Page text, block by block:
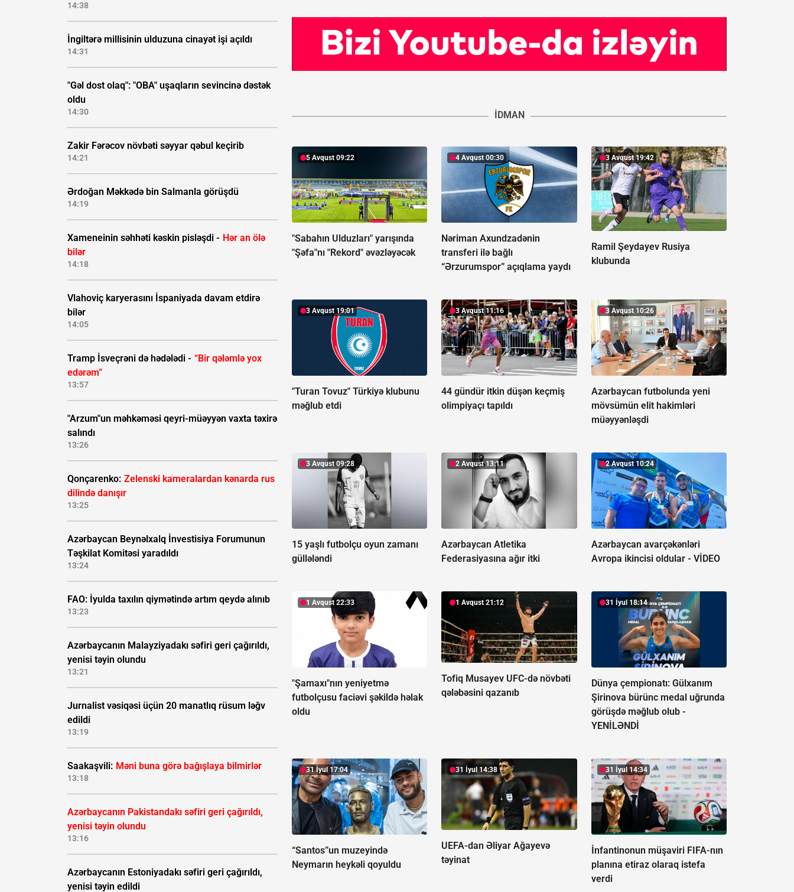
14:38
İngiltərə millisinin ulduzuna cinayət işi açıldı
14:31
"Gəl dost olaq": "OBA" uşaqların sevincinə dəstək
oldu
14:30
Zakir Fərəcov növbəti səyyar qəbul keçirib
14:21
Ərdoğan Məkkədə bin Salmanla görüşdü
14:19
Xameneinin səhhəti kəskin pisləşdi - Hər an ölə
bilər
14:18
Vlahoviç karyerasını İspaniyada davam etdirə
bilər
14:05
Tramp İsveçrəni də hədələdi - “Bir qələmlə yox
edərəm”
13:57
"Arzum"un məhkəməsi qeyri-müəyyən vaxta təxirə
salındı
13:26
Qonçarenko: Zelenski kameralardan kənarda rus
dilində danışır
13:25
Azərbaycan Beynəlxalq İnvestisiya Forumunun
Təşkilat Komitəsi yaradıldı
13:24
FAO: İyulda taxılın qiymətində artım qeydə alınıb
13:23
Azərbaycanın Malayziyadakı səfiri geri çağırıldı,
yenisi təyin olundu
13:21
Jurnalist vəsiqəsi üçün 20 manatlıq rüsum ləğv
edildi
13:19
Saakaşvili: Məni buna görə bağışlaya bilmirlər
13:18
Azərbaycanın Pakistandakı səfiri geri çağırıldı,
yenisi təyin olundu
13:16
Azərbaycanın Estoniyadakı səfiri geri çağırıldı,
yenisi təyin edildi
İDMAN
5 Avqust 09:22
"Sabahın Ulduzları" yarışında
"Şəfa"nı "Rekord" əvəzləyəcək
4 Avqust 00:30
Nəriman Axundzadənin
transferi ilə bağlı
“Ərzurumspor” açıqlama yaydı
3 Avqust 19:42
Ramil Şeydayev Rusiya
klubunda
3 Avqust 19:01
"Turan Tovuz" Türkiyə klubunu
məğlub etdi
3 Avqust 11:16
44 gündür itkin düşən keçmiş
olimpiyaçı tapıldı
3 Avqust 10:26
Azərbaycan futbolunda yeni
mövsümün elit hakimləri
müəyyənləşdi
3 Avqust 09:28
15 yaşlı futbolçu oyun zamanı
güllələndi
2 Avqust 13:11
Azərbaycan Atletika
Federasiyasına ağır itki
2 Avqust 10:24
Azərbaycan avarçəkənləri
Avropa ikincisi oldular - VİDEO
1 Avqust 22:33
"Şamaxı"nın yeniyetmə
futbolçusu faciəvi şəkildə həlak
oldu
1 Avqust 21:12
Tofiq Musayev UFC-də növbəti
qələbəsini qazanıb
31 İyul 18:14
Dünya çempionatı: Gülxanım
Şirinova bürünc medal uğrunda
görüşdə məğlub olub -
YENİLƏNDİ
31 İyul 17:04
“Santos”un muzeyində
Neymarın heykəli qoyuldu
31 İyul 14:38
UEFA-dan Əliyar Ağayevə
təyinat
31 İyul 14:34
İnfantinonun müşaviri FIFA-nın
planına etiraz olaraq istefa
verdi